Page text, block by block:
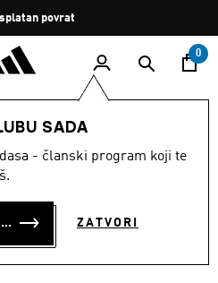
Zaustavi
rotaciju
povrat
0
SADA
- članski program koji te
PRIJAVI SE ILI SE PRIDRUŽI SADA ZATVORI
AQUA